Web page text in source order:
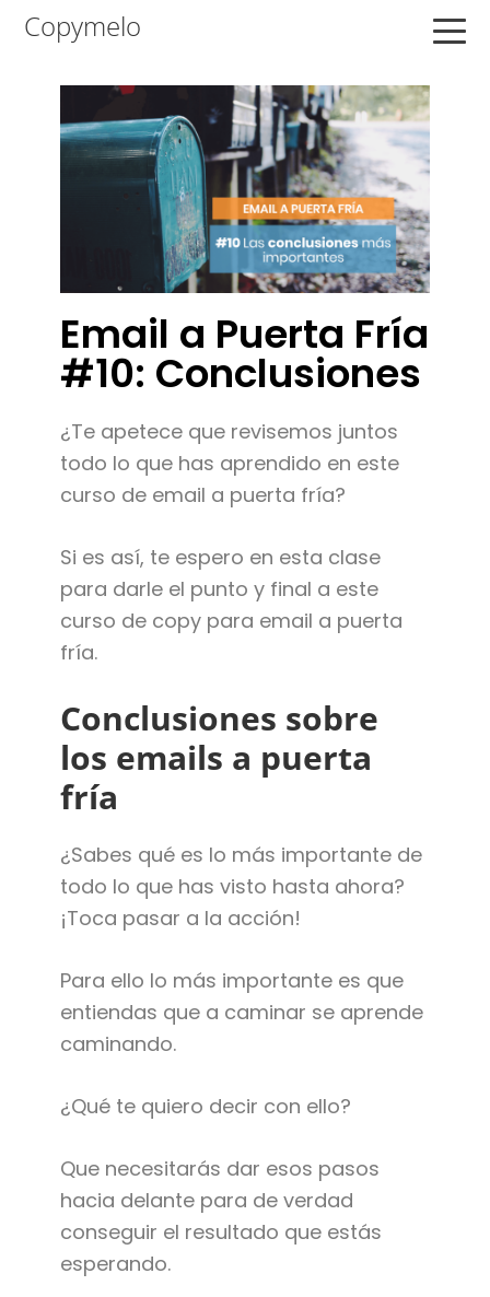
Saltar
principal
Saltar
contenido
Saltar
Copymelo
Email a Puerta Fría
#10: Conclusiones
¿Te apetece que revisemos juntos
todo lo que has aprendido en este
curso de email a puerta fría?
Si es así, te espero en esta clase
para darle el punto y final a este
curso de copy para email a puerta
fría.
Conclusiones sobre
los emails a puerta
fría
¿Sabes qué es lo más importante de
todo lo que has visto hasta ahora?
¡Toca pasar a la acción!
Para ello lo más importante es que
entiendas que a caminar se aprende
caminando.
¿Qué te quiero decir con ello?
Que necesitarás dar esos pasos
hacia delante para de verdad
conseguir el resultado que estás
esperando.